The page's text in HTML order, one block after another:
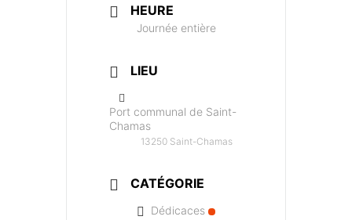
HEURE
Journée entière
LIEU
Port communal de Saint-
Chamas
13250 Saint-Chamas
CATÉGORIE
Dédicaces